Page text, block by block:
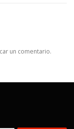
un comentario.